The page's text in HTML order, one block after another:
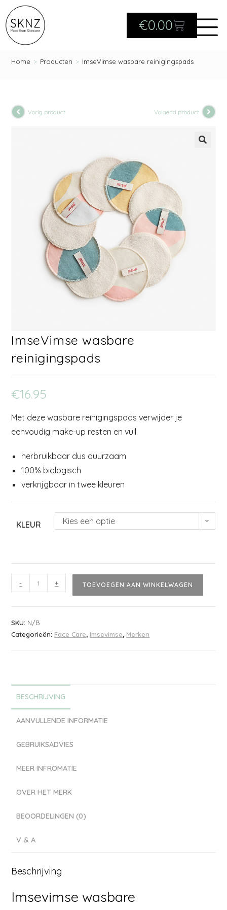
€0.00
Home > Producten > ImseVimse wasbare reinigingspads
Vorig product Volgend product
ImseVimse wasbare
reinigingspads
€16.95
Met deze wasbare reinigingspads verwijder je
eenvoudig make-up resten en vuil.
herbruikbaar dus duurzaam
100% biologisch
verkrijgbaar in twee kleuren
KLEUR Kies een optie
- + TOEVOEGEN AAN WINKELWAGEN
SKU: N/B
Categorieën: Face Care Imsevimse Merken
BESCHRIJVING
AANVULLENDE INFORMATIE
GEBRUIKSADVIES
MEER INFROMATIE
OVER HET MERK
BEOORDELINGEN (0)
V & A
Beschrijving
Imsevimse wasbare